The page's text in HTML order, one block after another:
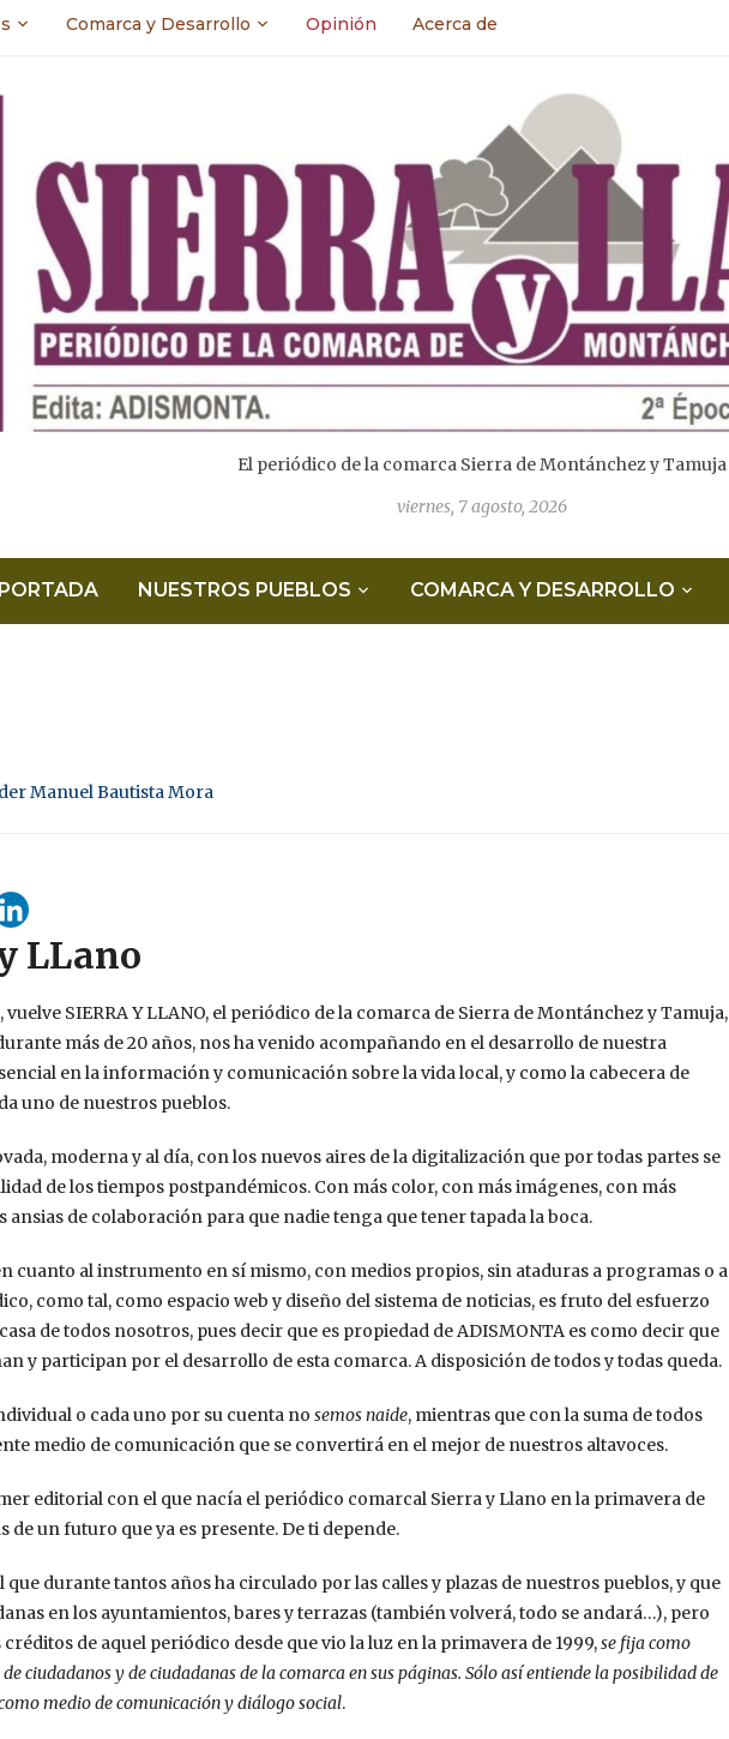
Comarca y Desarrollo Opinión Acerca de
El periódico de la comarca Sierra de Montánchez y Tamuja
viernes, 7 agosto, 2026
PORTADA NUESTROS PUEBLOS COMARCA Y DESARROLLO
Manuel Bautista Mora
LLano
SIERRA Y LLANO, el periódico de la comarca de Sierra de Montánchez y Tamuja,
más de 20 años, nos ha venido acompañando en el desarrollo de nuestra
en la información y comunicación sobre la vida local, y como la cabecera de
uno de nuestros pueblos.
moderna y al día, con los nuevos aires de la digitalización que por todas partes se
de los tiempos postpandémicos. Con más color, con más imágenes, con más
de colaboración para que nadie tenga que tener tapada la boca.
cuanto al instrumento en sí mismo, con medios propios, sin ataduras a programas o a
como tal, como espacio web y diseño del sistema de noticias, es fruto del esfuerzo
de todos nosotros, pues decir que es propiedad de ADISMONTA es como decir que
y participan por el desarrollo de esta comarca. A disposición de todos y todas queda.
o cada uno por su cuenta no semos naide, mientras que con la suma de todos
medio de comunicación que se convertirá en el mejor de nuestros altavoces.
editorial con el que nacía el periódico comarcal Sierra y Llano en la primavera de
de un futuro que ya es presente. De ti depende.
que durante tantos años ha circulado por las calles y plazas de nuestros pueblos, y que
en los ayuntamientos, bares y terrazas (también volverá, todo se andará…), pero
de aquel periódico desde que vio la luz en la primavera de 1999,se fija como
ciudadanos y de ciudadanas de la comarca en sus páginas. Sólo así entiende la posibilidad de
medio de comunicación y diálogo social.